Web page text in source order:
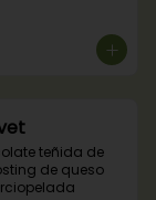
teñida de
de queso